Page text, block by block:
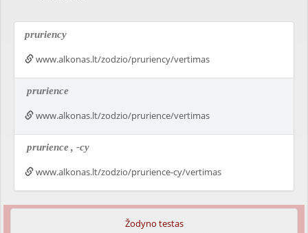
pruriency
www.alkonas.lt/zodzio/pruriency/vertimas
prurience
www.alkonas.lt/zodzio/prurience/vertimas
prurience, -cy
www.alkonas.lt/zodzio/prurience-cy/vertimas
Žodyno testas